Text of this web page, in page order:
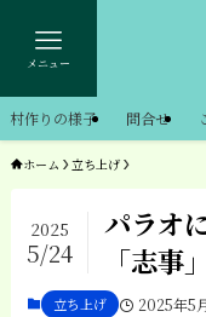
メニュー
村作りの様子 問合せ
ホーム 立ち上げ
パラオ
「志事
2025
5/24
立ち上げ 2025年5